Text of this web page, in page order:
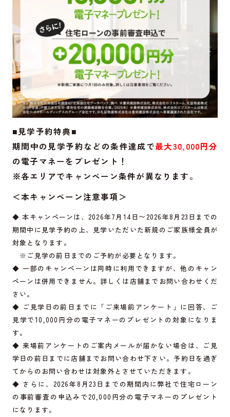
■見学予約特典■
期間中の見学予約などの条件達成で最大30,000円分
の電子マネーをプレゼント！
※各エリアでキャンペーン条件が異なります。
＜本キャンペーン注意事項＞
◆ 本キャンペーンは、2026年7月14日〜2026年8月23日までの
期間中に見学予約の上、見学いただいた新規のご家族様全員が
対象となります。
※ご見学の前日までのご予約が必要となります。
◆ 一部のキャンペーンは同時に利用できますが、他のキャン
ペーンは併用できません。詳しくは店舗までお問い合わせくだ
さい。
◆ ご見学日の前日までに「ご来場前アンケート」に回答、ご
見学で10,000円分の電子マネーのプレゼントの対象になりま
す。
◆ 来場前アンケートのご案内メールが届かない場合は、ご見
学日の前日までに店舗までお問い合わせ下さい。予約日を過ぎ
てからのお問い合わせは対象外とさせていただきます。
◆ さらに、2026年8月23日までの期間内に弊社で住宅ローン
の事前審査の申込みで20,000円分の電子マネーのプレゼント
になります。